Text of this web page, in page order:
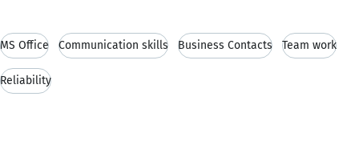
MS Office Communication skills Business Contacts Team work
Reliability